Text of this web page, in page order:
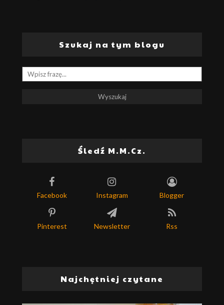
Szukaj na tym blogu
Śledź M.M.Cz.
Facebook Instagram Blogger
Pinterest Newsletter Rss
Najchętniej czytane